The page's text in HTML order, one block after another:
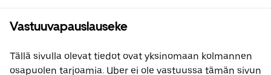
Vastuuvapauslauseke
Tällä sivulla olevat tiedot ovat yksinomaan kolmannen
osapuolen tarjoamia. Uber ei ole vastuussa tämän sivun